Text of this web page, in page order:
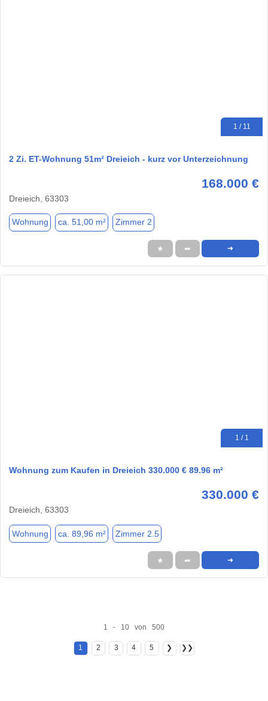
1 / 11
2 Zi. ET-Wohnung 51m² Dreieich - kurz vor Unterzeichnung
168.000 €
Dreieich, 63303
Wohnung ca. 51,00 m² Zimmer 2
★ ➦ ➜
1 / 1
Wohnung zum Kaufen in Dreieich 330.000 € 89.96 m²
330.000 €
Dreieich, 63303
Wohnung ca. 89,96 m² Zimmer 2.5
★ ➦ ➜
1 - 10 von 500
1 2 3 4 5 ❯ ❯❯